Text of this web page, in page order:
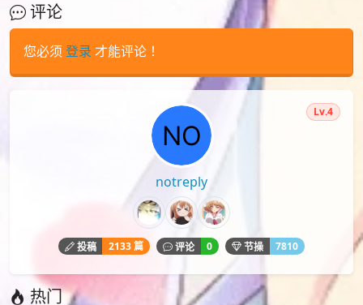
评论
您必须 登录 才能评论！
notreply
Lv.4
投稿 2133 篇 评论 0 节操 7810
热门